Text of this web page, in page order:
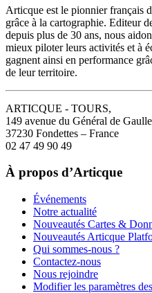
Articque est le pionnier français
grâce à la cartographie. Editeur
depuis plus de 30 ans, nous
mieux piloter leurs activités et à
gagnent ainsi en performance
de leur territoire.
ARTICQUE - TOURS,
149 avenue du Général de
37230 Fondettes – France
02 47 49 90 49
À propos d’Articque
Événements
Notre actualité
Nouveautés Cartes &
Nouveautés Articque
Qui sommes-nous ?
Contactez-nous
Nous rejoindre
Modifier les paramètres